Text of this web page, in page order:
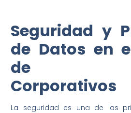
Seguridad y
de Datos en
de
Corporativos
La seguridad es una de las